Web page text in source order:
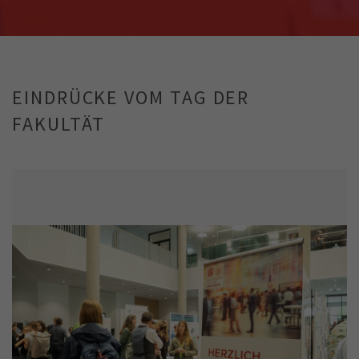
EINDRÜCKE VOM TAG DER
FAKULTÄT